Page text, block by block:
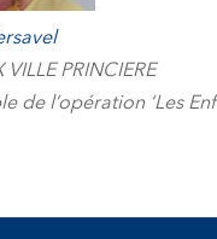
VILLE PRINCIERE
de l’opération ‘Les